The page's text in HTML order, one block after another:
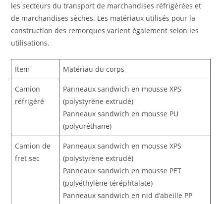
les secteurs du transport de marchandises réfrigérées et
de marchandises sèches. Les matériaux utilisés pour la
construction des remorques varient également selon les
utilisations.
Item Matériau du corps
Camion
réfrigéré
Panneaux sandwich en mousse XPS
(polystyrène extrudé)
Panneaux sandwich en mousse PU
(polyuréthane)
Camion de
fret sec
Panneaux sandwich en mousse XPS
(polystyrène extrudé)
Panneaux sandwich en mousse PET
(polyéthylène téréphtalate)
Panneaux sandwich en nid d’abeille PP